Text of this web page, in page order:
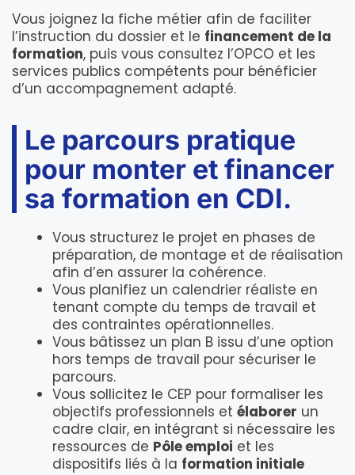
Vous joignez la fiche métier afin de faciliter
l’instruction du dossier et le financement de la
formation, puis vous consultez l’OPCO et les
services publics compétents pour bénéficier
d’un accompagnement adapté.
Le parcours pratique
pour monter et financer
sa formation en CDI.
Vous structurez le projet en phases de
préparation, de montage et de réalisation
afin d’en assurer la cohérence.
Vous planifiez un calendrier réaliste en
tenant compte du temps de travail et
des contraintes opérationnelles.
Vous bâtissez un plan B issu d’une option
hors temps de travail pour sécuriser le
parcours.
Vous sollicitez le CEP pour formaliser les
objectifs professionnels et élaborer un
cadre clair, en intégrant si nécessaire les
ressources de Pôle emploi et les
dispositifs liés à la formation initiale